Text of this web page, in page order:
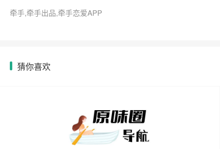
牵手,牵手出品,牵手恋爱APP
猜你喜欢